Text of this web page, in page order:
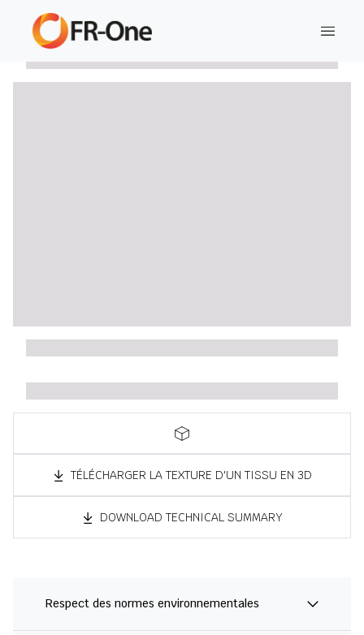
TÉLÉCHARGER LA TEXTURE D'UN TISSU EN 3D
DOWNLOAD TECHNICAL SUMMARY
Respect des normes environnementales